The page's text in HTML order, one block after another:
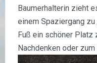
Baumerhalterin zieht
einem Spaziergang zu
Fuß ein schöner Platz
Nachdenken oder